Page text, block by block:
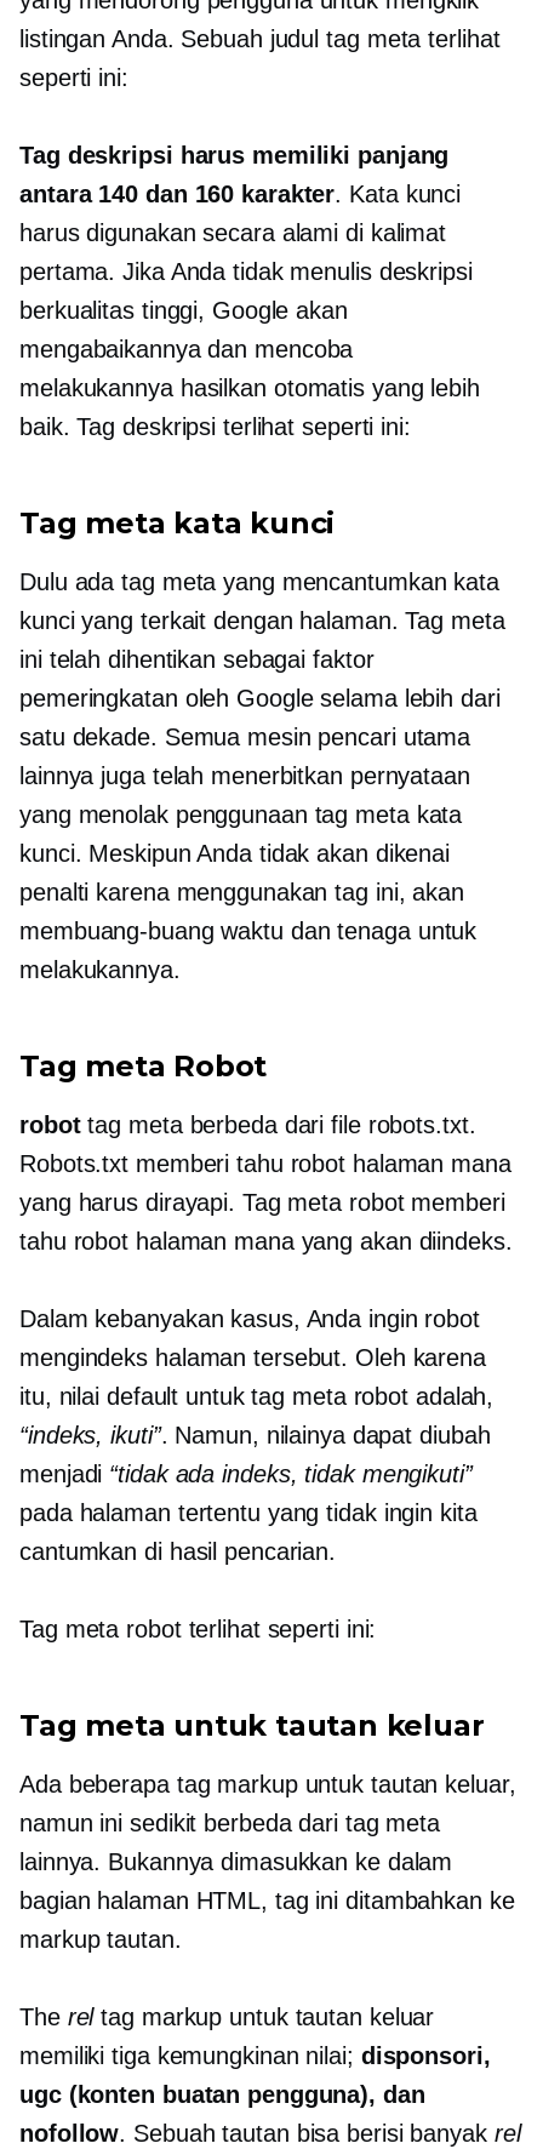
listingan Anda. Sebuah judultag metaterlihat
seperti ini:
Tag deskripsi harus memiliki panjang
antara 140 dan 160 karakter. Kata kunci
harus digunakan secara alami di kalimat
pertama. Jika Anda tidak menulis deskripsi
berkualitas tinggi, Google akan
mengabaikannya dan mencoba
melakukannya hasilkan otomatis yang lebih
baik. Tag deskripsi terlihat seperti ini:
Tag meta kata kunci
Dulu ada tag meta yang mencantumkan kata
kunci yang terkait dengan halaman. Tag meta
ini telah dihentikan sebagai faktor
pemeringkatan oleh Google selama lebih dari
satu dekade. Semua mesin pencari utama
lainnya juga telah menerbitkan pernyataan
yang menolak penggunaan tag meta kata
kunci. Meskipun Anda tidak akan dikenai
penalti karena menggunakan tag ini, akan
membuang-buang waktu dan tenaga untuk
melakukannya.
Tag meta Robot
robottag meta berbeda dari file robots.txt.
Robots.txt memberi tahu robot halaman mana
yang harus dirayapi. Tag meta robot memberi
tahu robot halaman mana yang akan diindeks.
Dalam kebanyakan kasus, Anda ingin robot
mengindeks halaman tersebut. Oleh karena
itu, nilai default untuk tag meta robot adalah,
“indeks, ikuti”. Namun, nilainya dapat diubah
menjadi “tidak ada indeks, tidak mengikuti”
pada halaman tertentu yang tidak ingin kita
cantumkan di hasil pencarian.
Tag meta robot terlihat seperti ini:
Tag meta untuk tautan keluar
Ada beberapa tag markup untuk tautan keluar,
namun ini sedikit berbeda dari tag meta
lainnya. Bukannya dimasukkan ke dalam
bagian halaman HTML, tag ini ditambahkan ke
markup tautan.
The reltag markup untuk tautan keluar
memiliki tiga kemungkinan nilai; disponsori,
ugc (konten buatan pengguna), dan
nofollow. Sebuah tautan bisa berisi banyak rel